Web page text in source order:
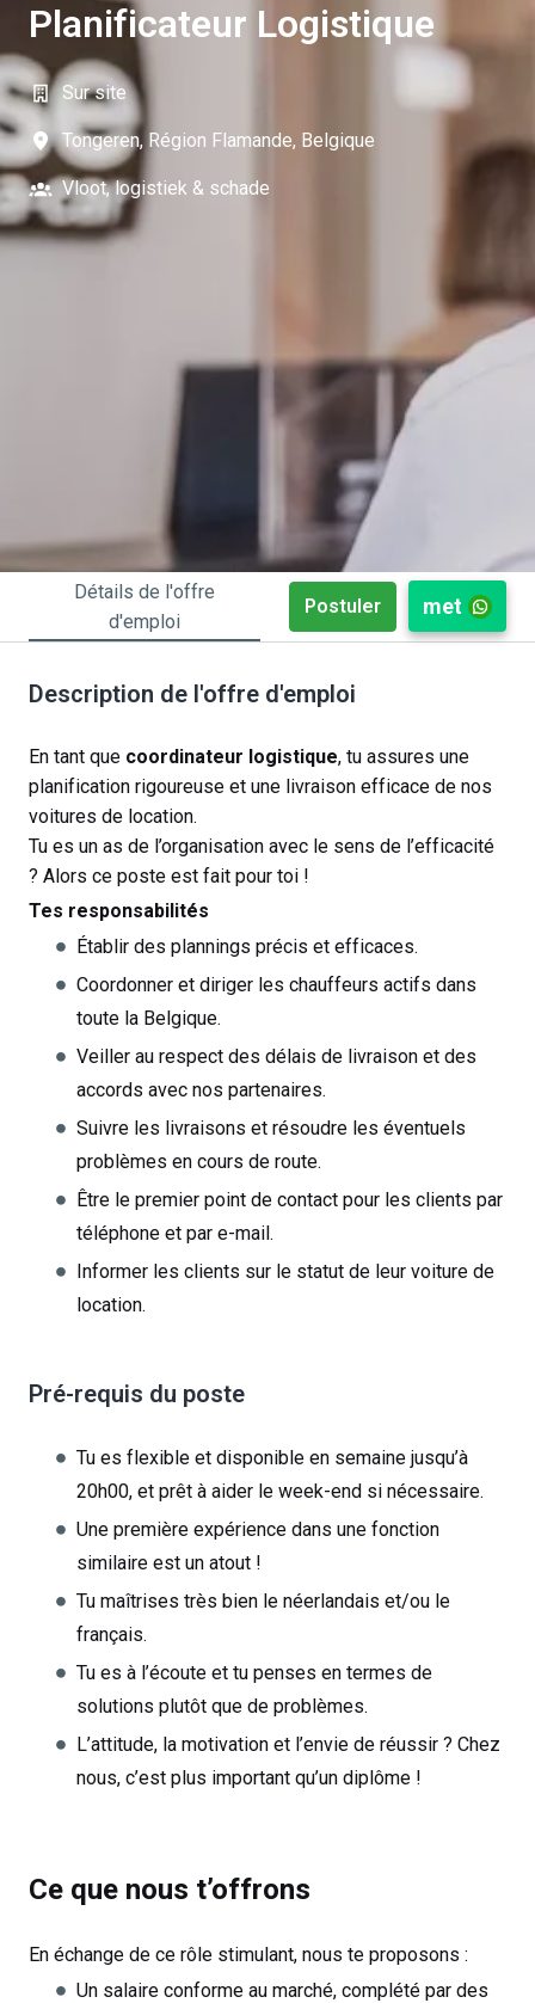
Planificateur Logistique
Sur site
Tongeren, Région Flamande, Belgique
Vloot, logistiek & schade
Détails de l'offre
d'emploi
Postuler met
Description de l'offre d'emploi
En tant que coordinateur logistique, tu assures une
planification rigoureuse et une livraison efficace de nos
voitures de location.
Tu es un as de l’organisation avec le sens de l’efficacité
? Alors ce poste est fait pour toi !
Tes responsabilités
Établir des plannings précis et efficaces.
Coordonner et diriger les chauffeurs actifs dans
toute la Belgique.
Veiller au respect des délais de livraison et des
accords avec nos partenaires.
Suivre les livraisons et résoudre les éventuels
problèmes en cours de route.
Être le premier point de contact pour les clients par
téléphone et par e-mail.
Informer les clients sur le statut de leur voiture de
location.
Pré-requis du poste
Tu es flexible et disponible en semaine jusqu’à
20h00, et prêt à aider le week-end si nécessaire.
Une première expérience dans une fonction
similaire est un atout !
Tu maîtrises très bien le néerlandais et/ou le
français.
Tu es à l’écoute et tu penses en termes de
solutions plutôt que de problèmes.
L’attitude, la motivation et l’envie de réussir ? Chez
nous, c’est plus important qu’un diplôme !
Ce que nous t’offrons
En échange de ce rôle stimulant, nous te proposons :
Un salaire conforme au marché, complété par des